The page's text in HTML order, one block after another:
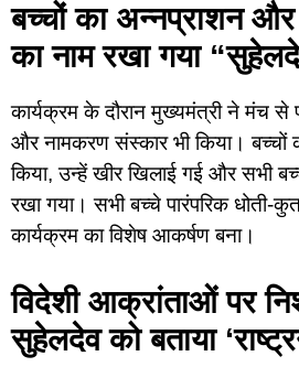
बच्चों का अन्नप्राशन
का नाम रखा गया
कार्यक्रम के दौरान मुख्यमंत्री ने मंच से
और नामकरण संस्कार भी किया। बच्चों
किया, उन्हें खीर खिलाई गई और सभी
रखा गया। सभी बच्चे पारंपरिक धोती-
कार्यक्रम का विशेष आकर्षण बना।
विदेशी आक्रांताओं पर
सुहेलदेव को बताया